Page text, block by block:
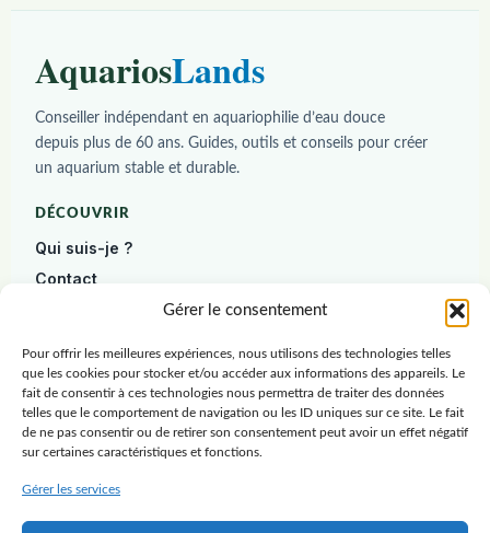
Gérer le consentement
Pour offrir les meilleures expériences, nous utilisons des technologies telles
que les cookies pour stocker et/ou accéder aux informations des appareils. Le
fait de consentir à ces technologies nous permettra de traiter des données
telles que le comportement de navigation ou les ID uniques sur ce site. Le fait
de ne pas consentir ou de retirer son consentement peut avoir un effet négatif
sur certaines caractéristiques et fonctions.
Gérer les services
AquariosLands
Conseiller indépendant en aquariophilie d’eau douce
depuis plus de 60 ans. Guides, outils et conseils pour créer
un aquarium stable et durable.
DÉCOUVRIR
Qui suis-je ?
Contact
Diagnostic gratuit
DÉBUTER
Construire un aquarium
Poissons
Plantes
Crevettes